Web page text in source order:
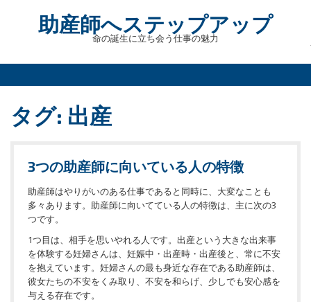
助産師へステップアップ
命の誕生に立ち会う仕事の魅力
タグ: 出産
3つの助産師に向いている人の特徴
助産師はやりがいのある仕事であると同時に、大変なことも
多々あります。助産師に向いてている人の特徴は、主に次の3
つです。
1つ目は、相手を思いやれる人です。出産という大きな出来事
を体験する妊婦さんは、妊娠中・出産時・出産後と、常に不安
を抱えています。妊婦さんの最も身近な存在である助産師は、
彼女たちの不安をくみ取り、不安を和らげ、少しでも安心感を
与える存在です。